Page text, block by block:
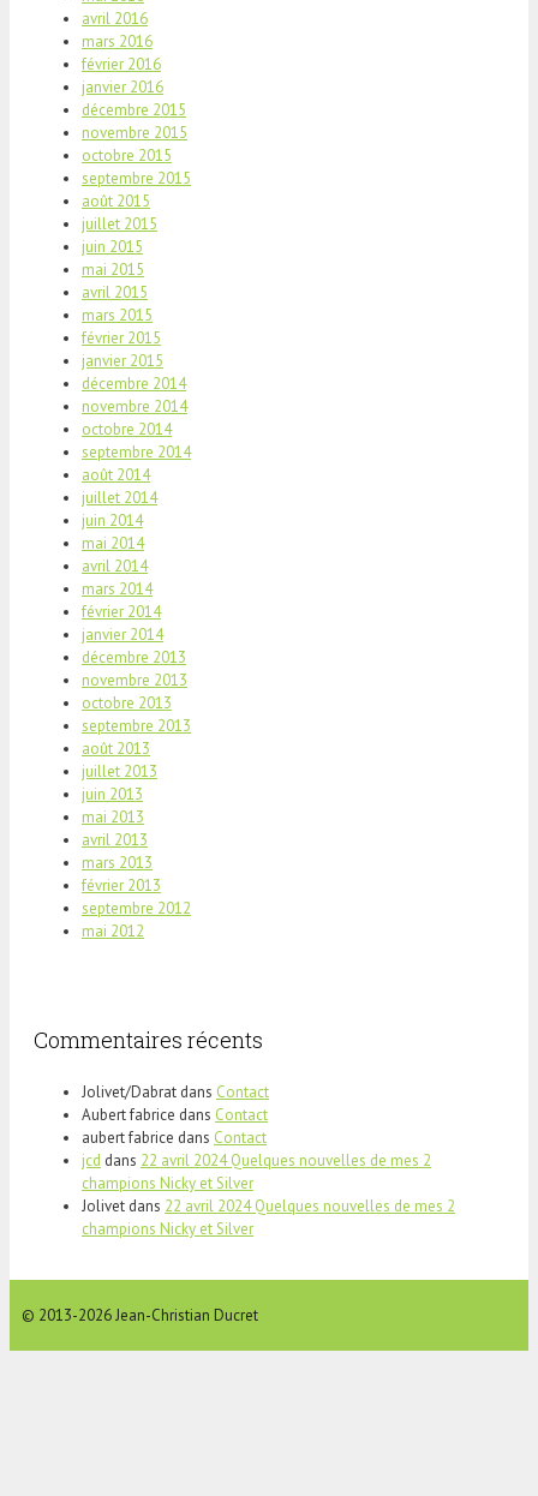
avril 2016
mars 2016
février 2016
janvier 2016
décembre 2015
novembre 2015
octobre 2015
septembre 2015
août 2015
juillet 2015
juin 2015
mai 2015
avril 2015
mars 2015
février 2015
janvier 2015
décembre 2014
novembre 2014
octobre 2014
septembre 2014
août 2014
juillet 2014
juin 2014
mai 2014
avril 2014
mars 2014
février 2014
janvier 2014
décembre 2013
novembre 2013
octobre 2013
septembre 2013
août 2013
juillet 2013
juin 2013
mai 2013
avril 2013
mars 2013
février 2013
septembre 2012
mai 2012
Commentaires récents
Jolivet/Dabrat dans Contact
Aubert fabrice dans Contact
aubert fabrice dans Contact
jcd dans 22 avril 2024 Quelques nouvelles de mes 2
champions Nicky et Silver
Jolivet dans 22 avril 2024 Quelques nouvelles de mes 2
champions Nicky et Silver
© 2013-2026 Jean-Christian Ducret